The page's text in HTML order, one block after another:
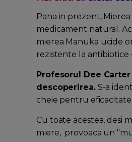
Pana in prezent,
medicament natural.
mierea Manuka ucide
rezistente la antibiotice
Profesorul Dee
descoperirea.S-a
cheie pentru
Cu toate acestea, desi
miere, provoaca un